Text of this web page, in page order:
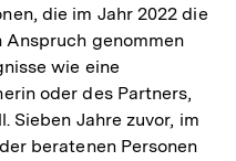
die im Jahr 2022 die
genommen
wie eine
oder des Partners,
Sieben Jahre zuvor, im
beratenen Personen